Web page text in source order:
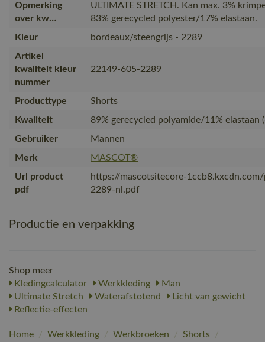
Opmerking
over kw…
ULTIMATE STRETCH. Kan max. 3%
83% gerecycled polyester/17% elastaan.
Kleur
bordeaux/steengrijs - 2289
Artikel
kwaliteit kleur
nummer
22149-605-2289
Producttype
Shorts
Kwaliteit
89% gerecycled polyamide/11% elastaan
Gebruiker
Mannen
Merk
MASCOT®
Url product
pdf
https://mascotsitecore-
2289-nl.pdf
Productie en verpakking
Shop meer
Kledingcalculator
Werkkleding
Man
Ultimate Stretch
Waterafstotend
Licht van gewicht
Reflectie-effecten
Home / Werkkleding / Werkbroeken / Shorts /